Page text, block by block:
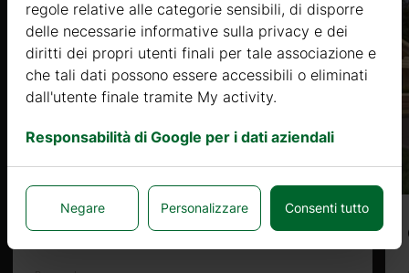
OXALIS 17 (44mm) 3,3×5,1m, 17㎡
regole relative alle categorie sensibili, di disporre
delle necessarie informative sulla privacy e dei
diritti dei propri utenti finali per tale associazione e
che tali dati possono essere accessibili o eliminati
dall'utente finale tramite My activity.
Responsabilità di Google per i dati aziendali
Negare Personalizzare Consenti tutto